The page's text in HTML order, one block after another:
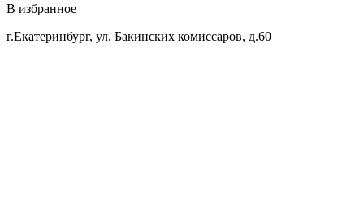
В избранное
г.Екатеринбург, ул. Бакинских комиссаров, д.60